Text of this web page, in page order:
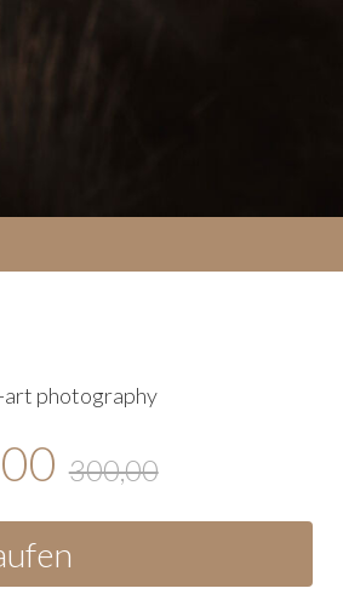
photography
300,00